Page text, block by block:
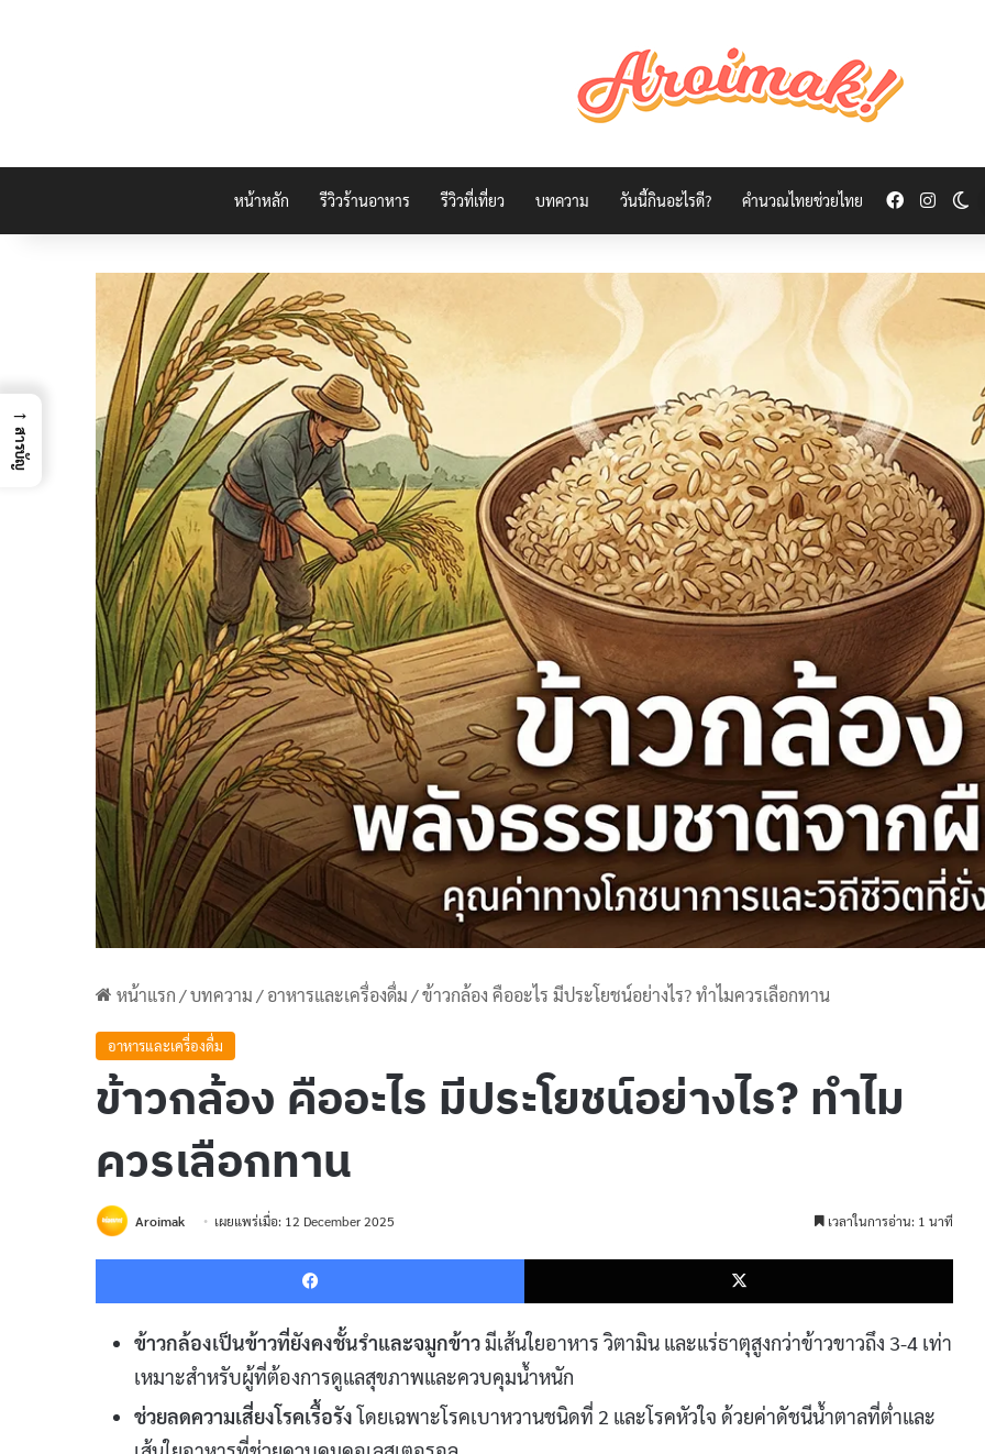
หน้าหลัก รีวิวร้านอาหาร รีวิวที่เที่ยว บทความ วันนี้กินอะไรดี? คำนวณไทยช่วยไทย Facebook
หน้าแรก/บทความ/อาหารและเครื่องดื่ม/ข้าวกล้อง คืออะไร มีประโยชน์อย่างไร? ทำไมควรเลือกทาน
อาหารและเครื่องดื่ม
ข้าวกล้อง คืออะไร มีประโยชน์อย่างไร? ทำไม
ควรเลือกทาน
Aroimak เผยแพร่เมื่อ: 12 December 2025 เวลาในการอ่าน: 1 นาที
Facebook X
ข้าวกล้องเป็นข้าวที่ยังคงชั้นรำและจมูกข้าวมีเส้นใยอาหาร วิตามิน และแร่ธาตุสูงกว่าข้าวขาวถึง 3-4 เท่า
เหมาะสำหรับผู้ที่ต้องการดูแลสุขภาพและควบคุมน้ำหนัก
ช่วยลดความเสี่ยงโรคเรื้อรังโดยเฉพาะโรคเบาหวานชนิดที่ 2 และโรคหัวใจ ด้วยค่าดัชนีน้ำตาลที่ต่ำและ
→
สารบัญ